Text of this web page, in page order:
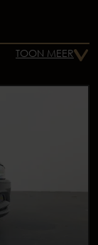
TOON MEER